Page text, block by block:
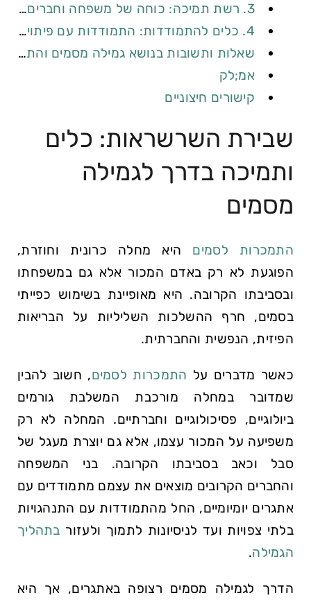
3. רשת תמיכה: כוחה של משפחה וחברים בתהליך הגמילה
4. כלים להתמודדות: התמודדות עם פיתויים ומצבי סיכון
שאלות ותשובות בנושא גמילה מסמים והתמכרות לסמים
אמ;לק
קישורים חיצוניים
שבירת השרשראות: כלים
ותמיכה בדרך לגמילה
מסמים
התמכרות לסמים היא מחלה כרונית וחוזרת,
הפוגעת לא רק באדם המכור אלא גם במשפחתו
ובסביבתו הקרובה. היא מאופיינת בשימוש כפייתי
בסמים, חרף ההשלכות השליליות על הבריאות
הפיזית, הנפשית והחברתית.
כאשר מדברים על התמכרות לסמים, חשוב להבין
שמדובר במחלה מורכבת המשלבת גורמים
ביולוגיים, פסיכולוגיים וחברתיים. המחלה לא רק
משפיעה על המכור עצמו, אלא גם יוצרת מעגל של
סבל וכאב בסביבתו הקרובה. בני המשפחה
והחברים הקרובים מוצאים את עצמם מתמודדים עם
אתגרים יומיומיים, החל מהתמודדות עם התנהגויות
בלתי צפויות ועד לניסיונות לתמוך ולעזור בתהליך
הגמילה.
הדרך לגמילה מסמים רצופה באתגרים, אך היא